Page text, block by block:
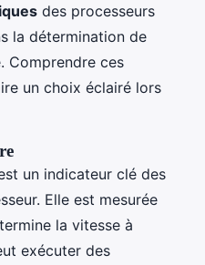
des processeurs
la détermination de
Comprendre ces
un choix éclairé lors
un indicateur clé des
Elle est mesurée
la vitesse à
exécuter des